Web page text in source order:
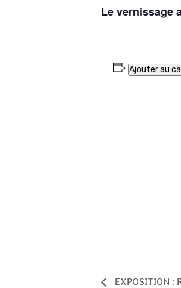
Le vernissage
Ajouter au
EXPOSITION :